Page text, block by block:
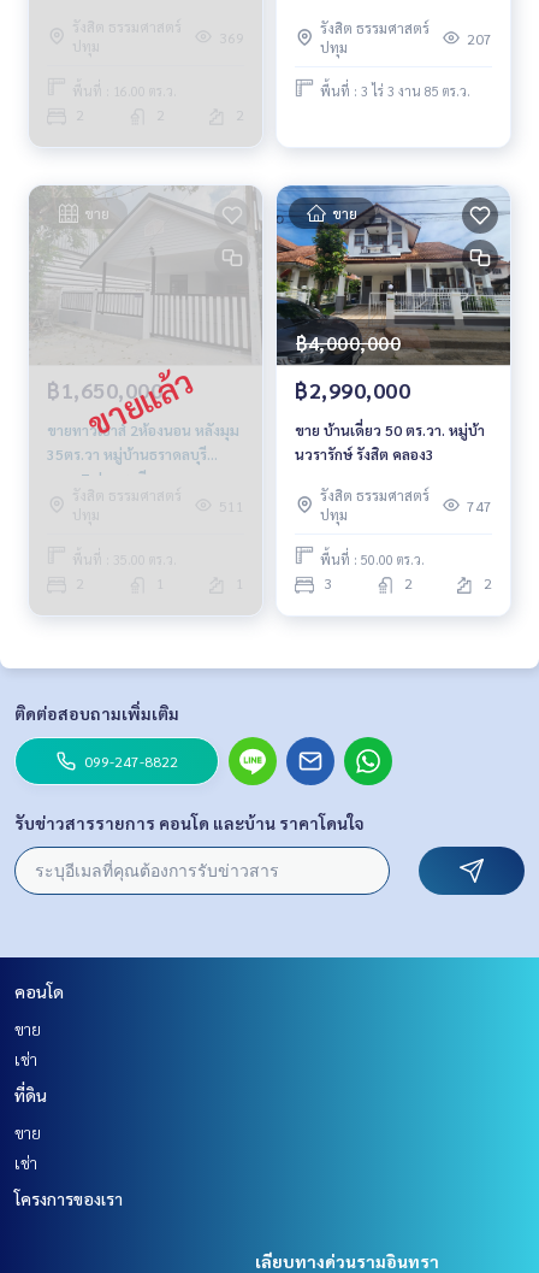
รังสิต ธรรมศาสตร์
ปทุม
369
พื้นที่ : 16.00 ตร.ว.
2 2 2
รังสิต ธรรมศาสตร์
ปทุม
207
พื้นที่ : 3 ไร่ 3 งาน 85 ตร.ว.
ขาย
฿1,650,000
ขายทาวเฮาส์ 2ห้องนอน หลังมุม
35ตร.วา หมู่บ้านธราดลบุรี
คลอง7 ปทุมธานี
รังสิต ธรรมศาสตร์
ปทุม
511
พื้นที่ : 35.00 ตร.ว.
2 1 1
ขาย
฿4,000,000
฿2,990,000
ขาย บ้านเดี่ยว 50 ตร.วา. หมู่บ้า
นวรารักษ์ รังสิต คลอง3
รังสิต ธรรมศาสตร์
ปทุม
747
พื้นที่ : 50.00 ตร.ว.
3 2 2
ติดต่อสอบถามเพิ่มเติม
099-247-8822
รับข่าวสารรายการ คอนโด และบ้าน ราคาโดนใจ
คอนโด
ขาย
เช่า
ที่ดิน
ขาย
เช่า
โครงการของเรา
เลียบทางด่วนรามอินทรา